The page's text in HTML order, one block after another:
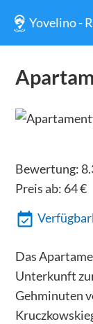
Yovelino -
Bewertung:
Preis ab: 64€
Das
Unterkunft
Gehminuten